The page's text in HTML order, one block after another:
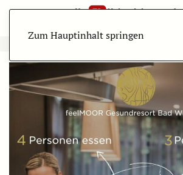
Zum Hauptinhalt springen